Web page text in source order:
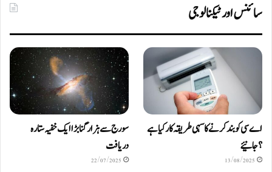
سائنس اور ٹیکنالوجی
اے سی کو بند کرنے کا سہی طریقہ کار کیا ہے
؟ جانیئے
13/08/2025
سورج سے ہزار گنا بڑا ایک خفیہ ستارہ
دریافت
22/07/2025